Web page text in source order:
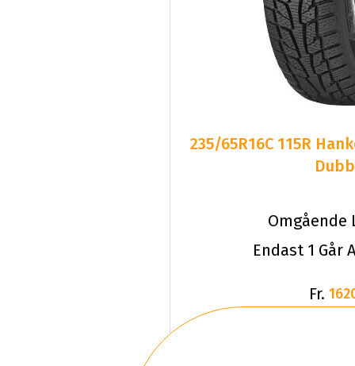
235/65R16C 115R
Omgående
Endast 1 Går
Fr.